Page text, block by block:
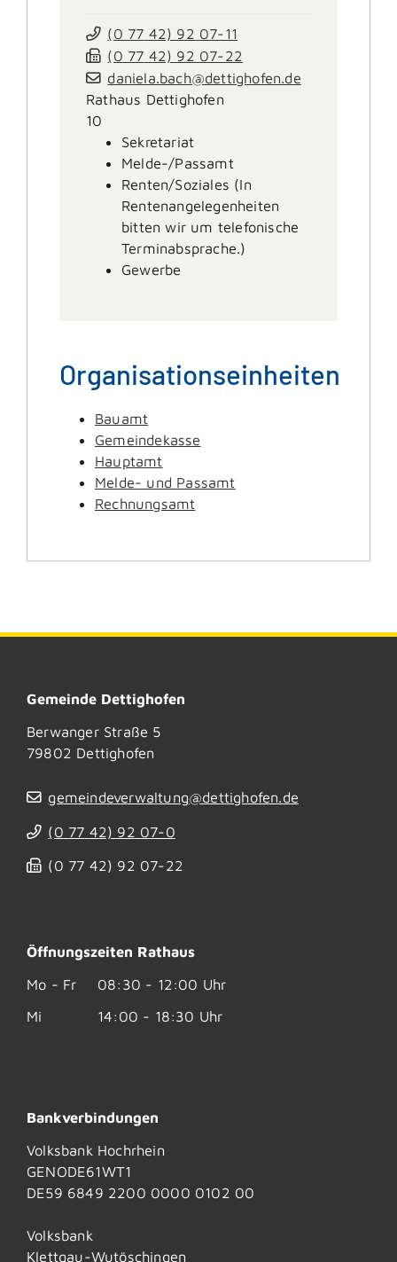
(0 77 42) 92 07-11
(0 77 42) 92 07-22
daniela.bach@dettighofen.de
Rathaus Dettighofen
10
Sekretariat
Melde-/Passamt
Renten/Soziales (In
Rentenangelegenheiten
bitten wir um telefonische
Terminabsprache.)
Gewerbe
Organisationseinheiten
Bauamt
Gemeindekasse
Hauptamt
Melde- und Passamt
Rechnungsamt
Gemeinde Dettighofen
Berwanger Straße 5
79802 Dettighofen
gemeindeverwaltung@dettighofen.de
(0 77 42) 92 07-0
(0 77 42) 92 07-22
Öffnungszeiten Rathaus
Mo - Fr
08:30 - 12:00 Uhr
Mi
14:00 - 18:30 Uhr
Bankverbindungen
Volksbank Hochrhein
GENODE61WT1
DE59 6849 2200 0000 0102 00
Volksbank
Klettgau-Wutöschingen